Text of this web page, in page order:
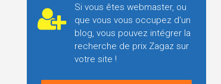
Si vous êtes webmaster, ou
que vous vous occupez d'un
blog, vous pouvez intégrer la
recherche de prix Zagaz sur
votre site !